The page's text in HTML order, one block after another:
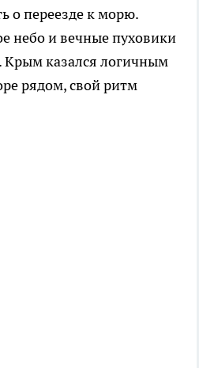
о переезде к морю.
небо и вечные пуховики
Крым казался логичным
рядом, свой ритм